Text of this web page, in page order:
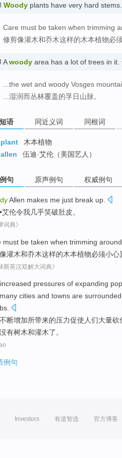
Woody plants have very hard
Care must be taken when trimming
修剪像灌木和乔木这样的木本植物必须
Awoody area has a lot of trees in it.
...the wet and woody Vosges
...湿润而丛林覆盖的孚日山脉。
语 同近义词 同根词
木本植物
伍迪·艾伦（美国艺人）
句 原声例句 权威例句
Allen makes me just break up.
•艾伦令我几乎笑破肚皮。
词典》
must be taken when trimming around
像灌木和乔木这样的木本植物必须小心
斯英汉双解大词典》
increased pressures of expanding
many cities and towns are
.
不断增加所带来的压力促使人们大量砍
没有树木和灌木了。
例句
Investors 有道智选 官方博客